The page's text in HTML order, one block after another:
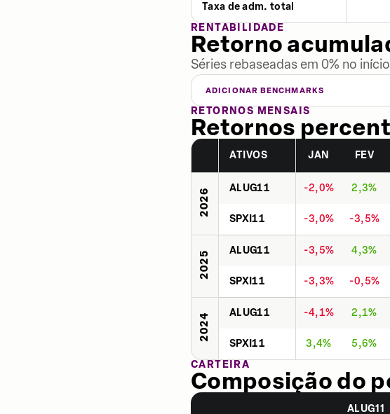
Taxa de adm. total
RENTABILIDADE
Retorno
Séries rebaseadas em 0% no
ADICIONAR BENCHMARKS
RETORNOS MENSAIS
Retornos
ATIVOS JAN FEV
2026 ALUG11 -2,0% 2,3%
SPXI11 -3,0% -3,5%
2025 ALUG11 -3,5% 4,3%
SPXI11 -3,3% -0,5%
2024 ALUG11 -4,1% 2,1%
SPXI11 3,4% 5,6%
CARTEIRA
Composição do
ALUG11